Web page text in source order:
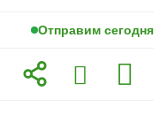
Отправим сегодня